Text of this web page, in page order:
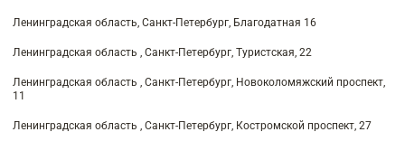
Ленинградская область, Санкт-Петербург, Благодатная 16
Ленинградская область , Санкт-Петербург, Туристская, 22
Ленинградская область , Санкт-Петербург, Новоколомяжский проспект,
11
Ленинградская область , Санкт-Петербург, Костромской проспект, 27